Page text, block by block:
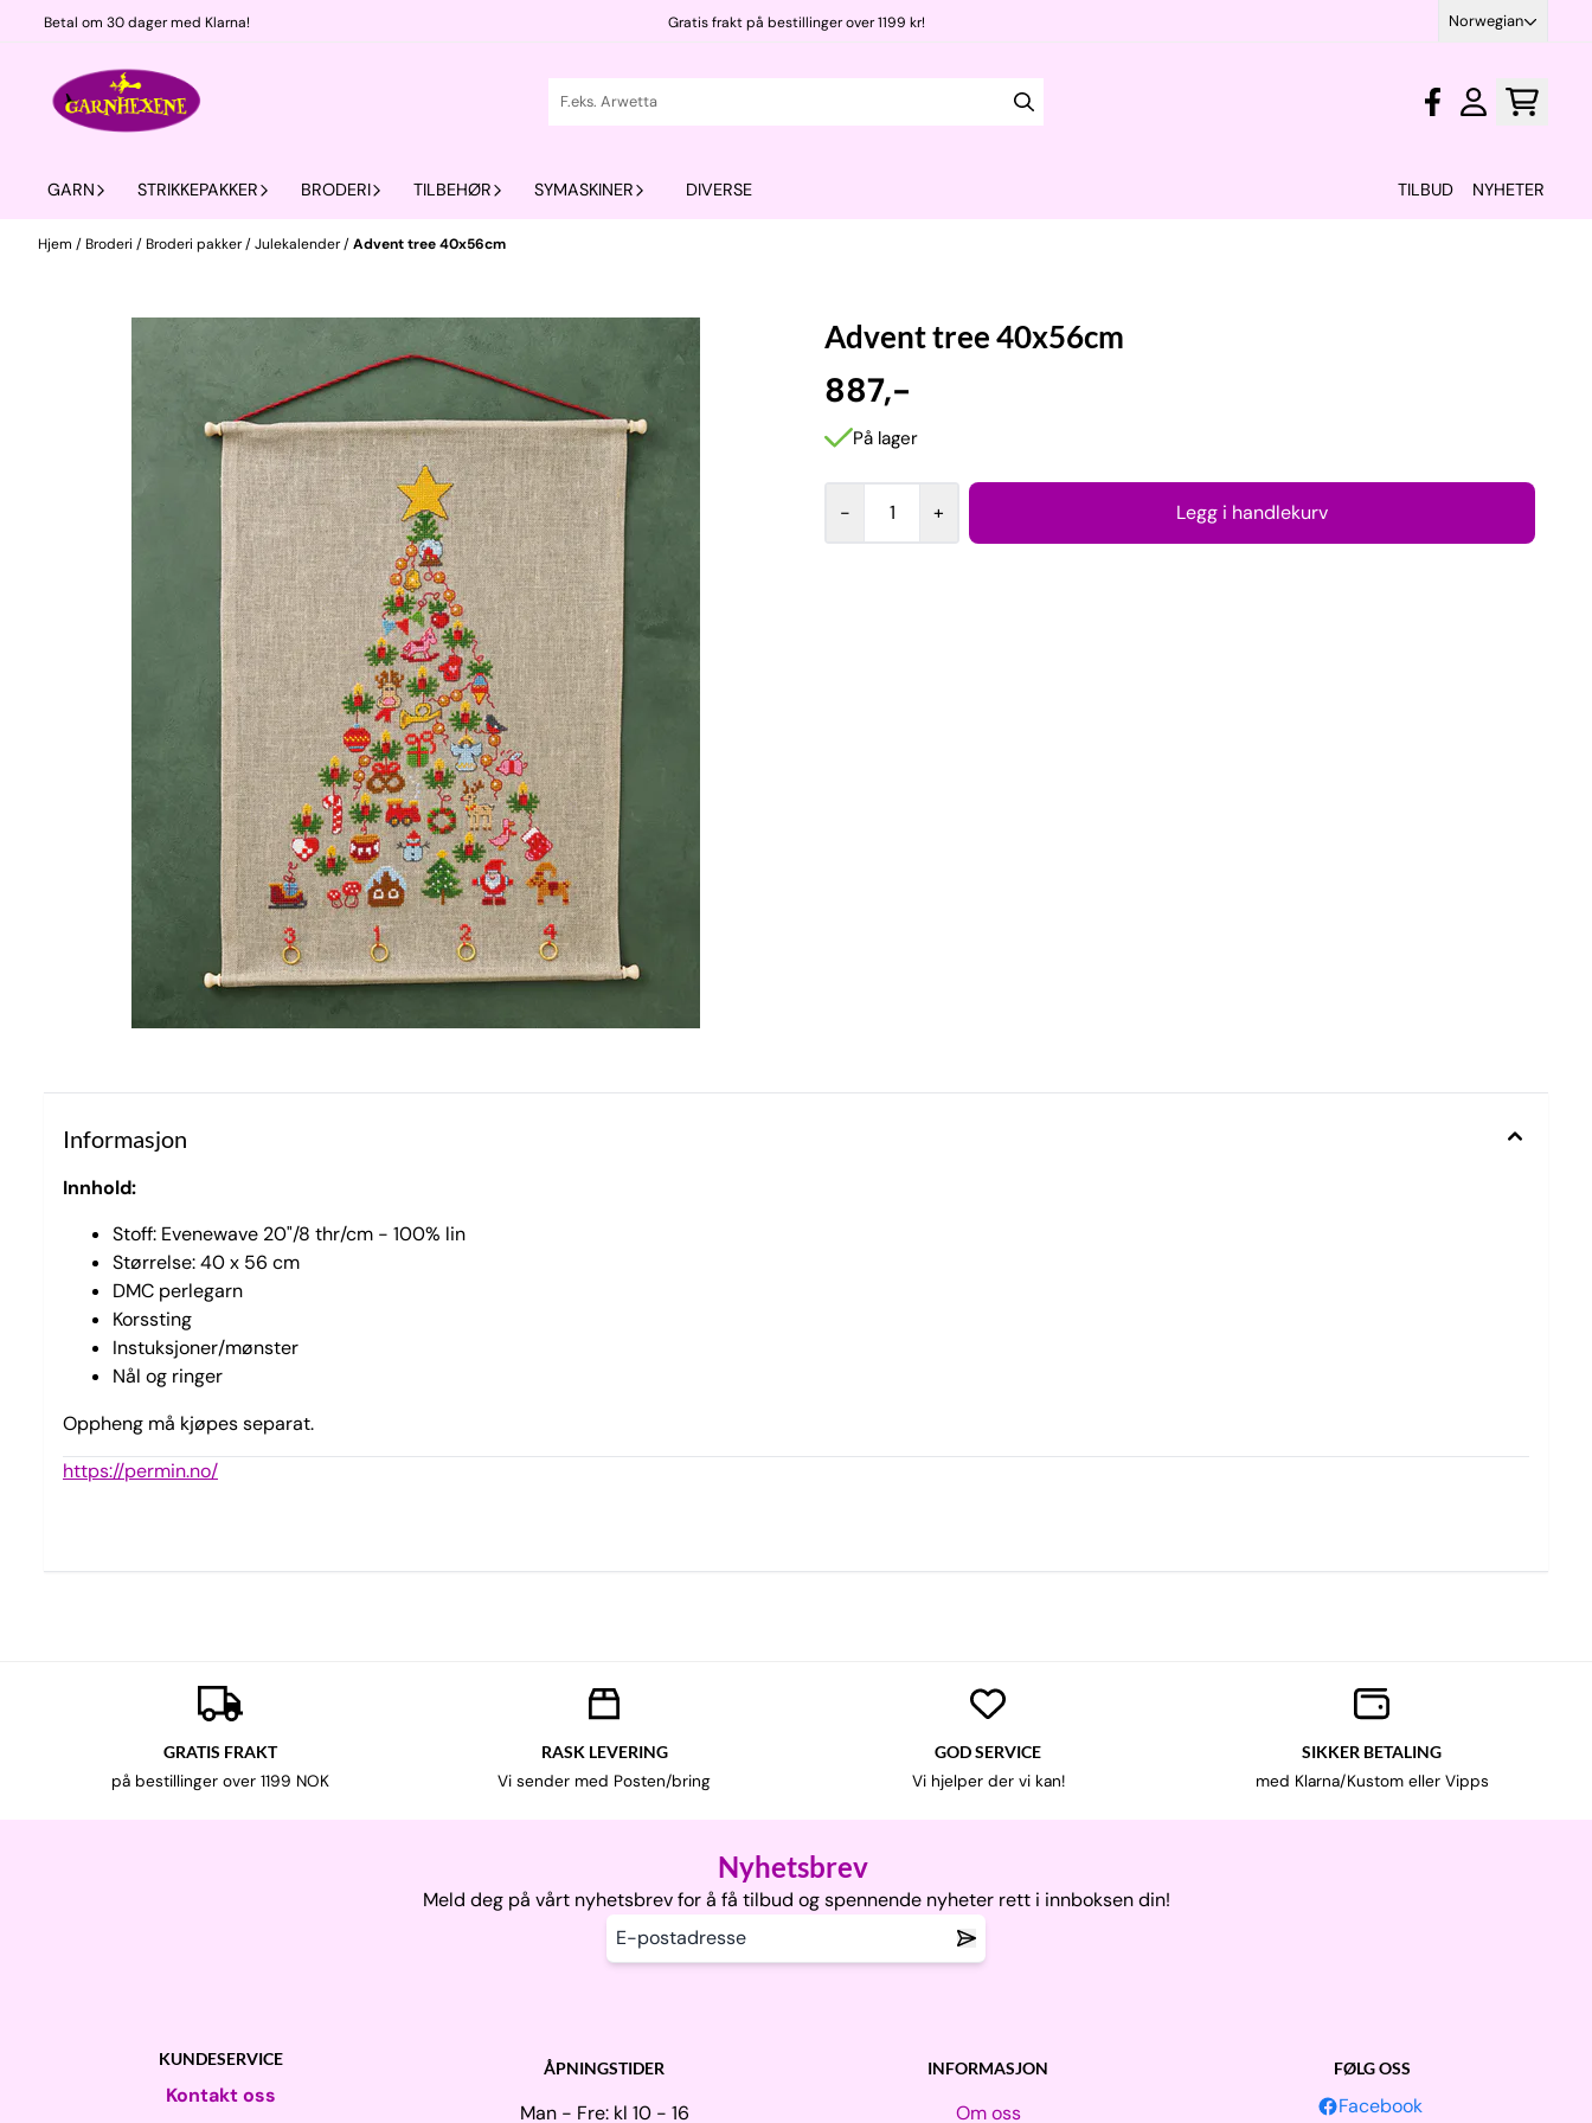
Hopp til innhold
Betal om 30 dager med Klarna! Gratis frakt på bestillinger over 1199 kr! Norwegian
GARN STRIKKEPAKKER BRODERI TILBEHØR SYMASKINER DIVERSE TILBUD NYHETER
Hjem /Broderi /Broderi pakker/Julekalender/Advent tree 40x56cm
Advent tree 40x56cm
887,-
På lager
- +
Informasjon
Innhold:
Stoff: Evenewave 20"/8 thr/cm - 100% lin
Størrelse: 40 x 56 cm
DMC perlegarn
Korssting
Instuksjoner/mønster
Nål og ringer
Oppheng må kjøpes separat.
https://permin.no/
GRATIS FRAKT
på bestillinger over 1199 NOK
RASK LEVERING
Vi sender med Posten/bring
GOD SERVICE
Vi hjelper der vi kan!
SIKKER BETALING
med Klarna/Kustom eller Vipps
Nyhetsbrev
Meld deg på vårt nyhetsbrev for å få tilbud og spennende nyheter rett i innboksen din!
KUNDESERVICE
Kontakt oss
ÅPNINGSTIDER
Man - Fre: kl 10 - 16
INFORMASJON
Om oss
FØLG OSS
Facebook